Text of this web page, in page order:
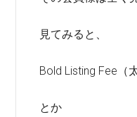
見てみると、
Bold Listing Fee（
とか